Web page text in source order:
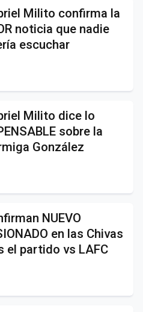
Milito confirma la
noticia que nadie
escuchar
Milito dice lo
sobre la
González
NUEVO
en las Chivas
el partido vs LAFC